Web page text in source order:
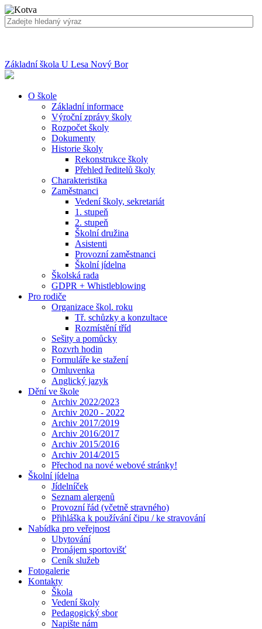
Základní škola U Lesa Nový Bor
O škole
Základní informace
Výroční zprávy školy
Rozpočet školy
Dokumenty
Historie školy
Rekonstrukce školy
Přehled ředitelů školy
Charakteristika
Zaměstnanci
Vedení školy, sekretariát
1. stupeň
2. stupeň
Školní družina
Asistenti
Provozní zaměstnanci
Školní jídelna
Školská rada
GDPR + Whistleblowing
Pro rodiče
Organizace škol. roku
Tř. schůzky a konzultace
Rozmístění tříd
Sešity a pomůcky
Rozvrh hodin
Formuláře ke stažení
Omluvenka
Anglický jazyk
Dění ve škole
Archiv 2022/2023
Archiv 2020 - 2022
Archiv 2017/2019
Archiv 2016/2017
Archiv 2015/2016
Archiv 2014/2015
Přechod na nové webové stránky!
Školní jídelna
Jídelníček
Seznam alergenů
Provozní řád (včetně stravného)
Přihláška k používání čipu / ke stravování
Nabídka pro veřejnost
Ubytování
Pronájem sportovišť
Ceník služeb
Fotogalerie
Kontakty
Škola
Vedení školy
Pedagogický sbor
Napište nám